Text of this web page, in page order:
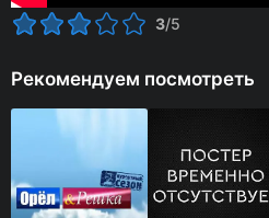
3/5
Рекомендуем посмотреть